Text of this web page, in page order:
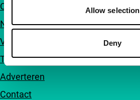
Allow selection
Deny
Over ons
Nieuwsbrieven
Veelgestelde vragen
Toegankelijkheid
Adverteren
Contact